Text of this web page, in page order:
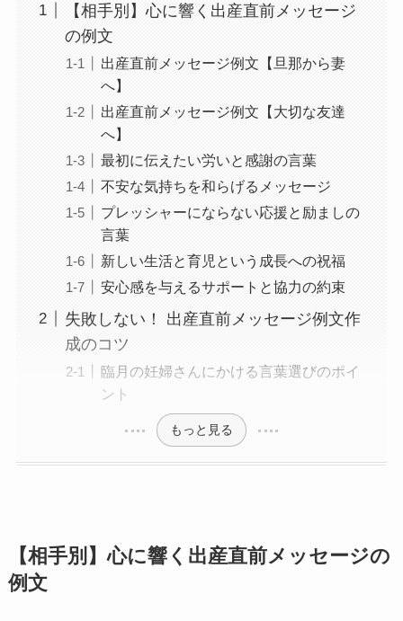
【相手別】心に響く出産直前メッセージ
の例文
出産直前メッセージ例文【旦那から妻
へ】
出産直前メッセージ例文【大切な友達
へ】
最初に伝えたい労いと感謝の言葉
不安な気持ちを和らげるメッセージ
プレッシャーにならない応援と励ましの
言葉
新しい生活と育児という成長への祝福
安心感を与えるサポートと協力の約束
失敗しない！ 出産直前メッセージ例文作
成のコツ
臨月の妊婦さんにかける言葉選びのポイ
ント
もっと見る
【相手別】心に響く出産直前メッセージの
例文